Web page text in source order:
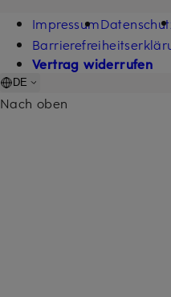
Impressum
Vertrag widerrufen
DE
Nach oben